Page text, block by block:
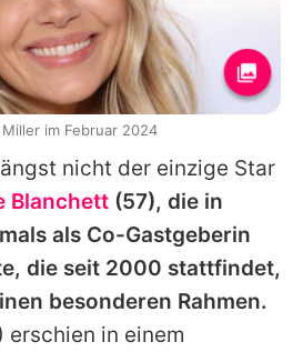
nicht der einzige Star
Blanchett (57), die in
als Co-Gastgeberin
die seit 2000 stattfindet,
besonderen Rahmen.
erschien in einem
Miller im Februar 2024